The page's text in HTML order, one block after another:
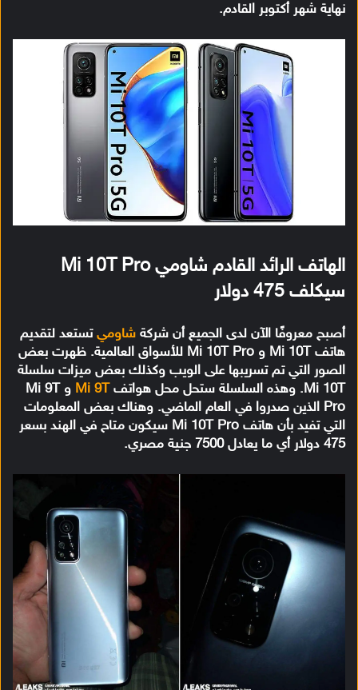
نهاية شهر أكتوبر القادم.
الهاتف الرائد القادم شاومي Mi 10T Pro
سيكلف 475 دولار
أصبح معروفًا الآن لدى الجميع أن شركة شاومي تستعد لتقديم
هاتف Mi 10T و Mi 10T Pro للأسواق العالمية. ظهرت بعض
الصور التي تم تسريبها على الويب وكذلك بعض ميزات سلسلة
Mi 10T. وهذه السلسلة ستحل محل هواتف
Mi 9T
و Mi 9T
Pro الذين صدروا في العام الماضي. وهناك بعض المعلومات
التي تفيد بأن هاتف Mi 10T Pro سيكون متاح في الهند بسعر
475 دولار أي ما يعادل 7500 جنية مصري.